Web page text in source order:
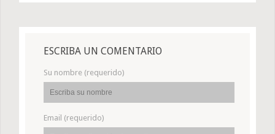
ESCRIBA UN COMENTARIO
Su nombre (requerido)
Email (requerido)